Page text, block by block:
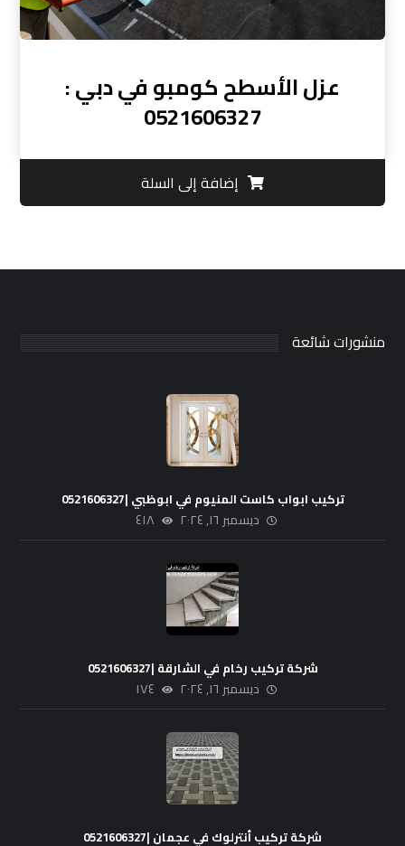
عزل الأسطح كومبو في دبي :
0521606327
إضافة إلى السلة
منشورات شائعة
تركيب ابواب كاست المنيوم في ابوظبي |0521606327
ديسمبر ١٦, ٢٠٢٤ ٤١٨
شركة تركيب رخام في الشارقة |0521606327
ديسمبر ١٦, ٢٠٢٤ ١٧٤
شركة تركيب أنترلوك في عجمان |0521606327